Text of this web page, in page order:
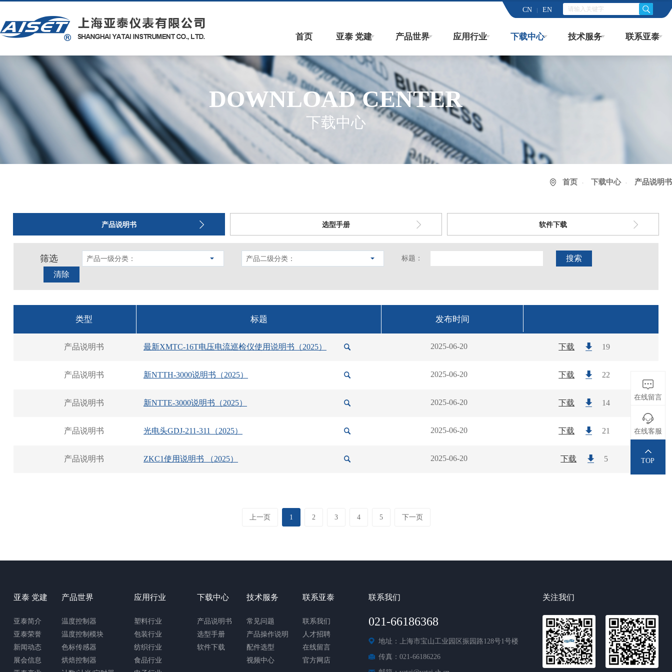
CN EN
首页 亚泰 党建 产品世界 应用行业 下载中心 技术服务 联系亚泰
DOWNLOAD CENTER
下载中心
首页 下载中心 产品说明书
产品说明书 选型手册 软件下载
筛选 产品一级分类： 产品二级分类： 标题：
搜索
清除
类型 标题 发布时间
产品说明书 最新XMTC-16T电压电流巡检仪使用说明书（2025） 2025-06-20 下载 19
产品说明书 新NTTH-3000说明书（2025） 2025-06-20 下载 22
产品说明书 新NTTE-3000说明书（2025） 2025-06-20 下载 14
产品说明书 光电头GDJ-211-311（2025） 2025-06-20 下载 21
产品说明书 ZKC1使用说明书 （2025） 2025-06-20 下载 5
上一页 1 2 3 4 5 下一页
亚泰 党建
亚泰简介
亚泰荣誉
新闻动态
展会信息
产品世界
温度控制器
温度控制模块
色标传感器
烘焙控制器
应用行业
塑料行业
包装行业
纺织行业
食品行业
下载中心
产品说明书
选型手册
软件下载
技术服务
常见问题
产品操作说明
配件选型
视频中心
联系亚泰
联系我们
人才招聘
在线留言
官方网店
联系我们
021-66186368
地址：上海市宝山工业园区振园路128号1号楼
传真：021-66186226
关注我们
在线留言
在线客服
TOP